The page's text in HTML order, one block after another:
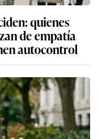
quienes
de empatía
autocontrol